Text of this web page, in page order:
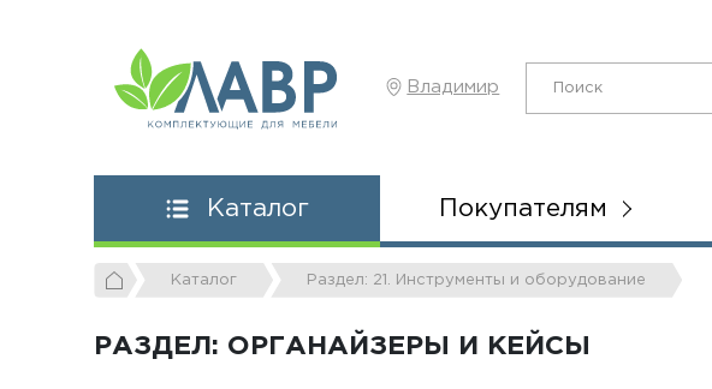
Владимир
Каталог Покупателям
Каталог Раздел: 21. Инструменты и оборудование
РАЗДЕЛ: ОРГАНАЙЗЕРЫ И КЕЙСЫ